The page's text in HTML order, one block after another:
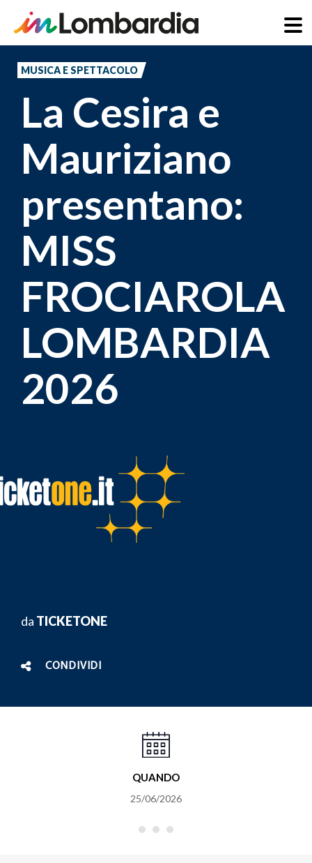
principale
MUSICA E SPETTACOLO
La Cesira e
Mauriziano
presentano:
MISS
FROCIAROLA
LOMBARDIA
2026
da TICKETONE
CONDIVIDI
QUANDO
25/06/2026